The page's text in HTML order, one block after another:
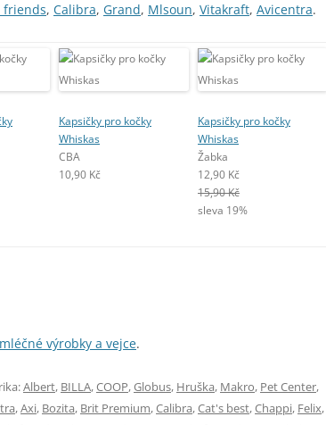
friends, Calibra, Grand, Mlsoun, Vitakraft, Avicentra.
Kapsičky pro kočky
Whiskas
CBA
10,90 Kč
Kapsičky pro kočky
Whiskas
Žabka
12,90 Kč
15,90 Kč
sleva 19%
mléčné výrobky a vejce.
Albert, BILLA,COOP,Globus, Hruška, Makro, Pet Center,
,Axi, Bozita, Brit Premium,Calibra,Cat's best,Chappi, Felix,